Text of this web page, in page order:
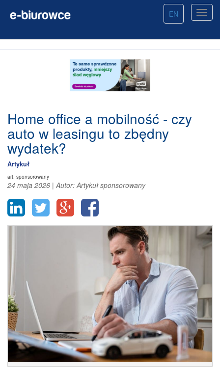
EN
Home office a mobilność - czy
auto w leasingu to zbędny
wydatek?
Artykuł
art. sponsorowany
24 maja 2026 |Autor:Artykuł sponsorowany